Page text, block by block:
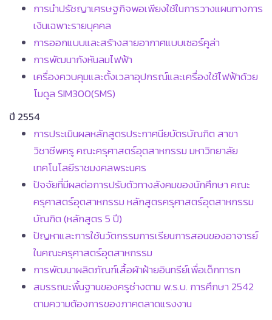
การนำปรัชญาเศรษฐกิจพอเพียงใช้ในการวางแผนทางการ
เงินเฉพาะรายบุคคล
การออกแบบและสร้างสายอากาศแบบเซอร์คูล่า
การพัฒนากังหันลมไฟฟ้า
เครื่องควบคุมและตั้งเวลาอุปกรณ์และเครื่องใช้ไฟฟ้าด้วย
โมดูล SIM300(SMS)
ปี 2554
การประเมินผลหลักสูตรประกาศนียบัตรบัณฑิต สาขา
วิชาชีพครู คณะครุศาสตร์อุตสาหกรรม มหาวิทยาลัย
เทคโนโลยีราชมงคลพระนคร
ปัจจัยที่มีผลต่อการปรับตัวทางสังคมของนักศึกษา คณะ
ครุศาสตร์อุตสาหกรรม หลักสูตรครุศาสตร์อุตสาหกรรม
บัณฑิต (หลักสูตร 5 ปี)
ปัญหาและการใช้นวัตกรรมการเรียนการสอนของอาจารย์
ในคณะครุศาสตร์อุตสาหกรรม
การพัฒนาผลิตภัณฑ์เสื้อผ้าฝ้ายอินทรีย์เพื่อเด็กทารก
สมรรถนะพื้นฐานของครูช่างตาม พ.ร.บ. การศึกษา 2542
ตามความต้องการของภาคตลาดแรงงาน